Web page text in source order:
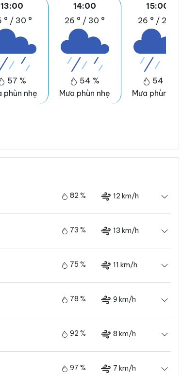
13:00
° / 30 °
57 %
phùn nhẹ
14:00
26 ° / 30 °
54 %
Mưa phùn nhẹ
15:00
26 ° / 29 °
54 %
Mưa phùn nhẹ
82 % 12 km/h
73 % 13 km/h
75 % 11 km/h
78 % 9 km/h
92 % 8 km/h
97 % 7 km/h